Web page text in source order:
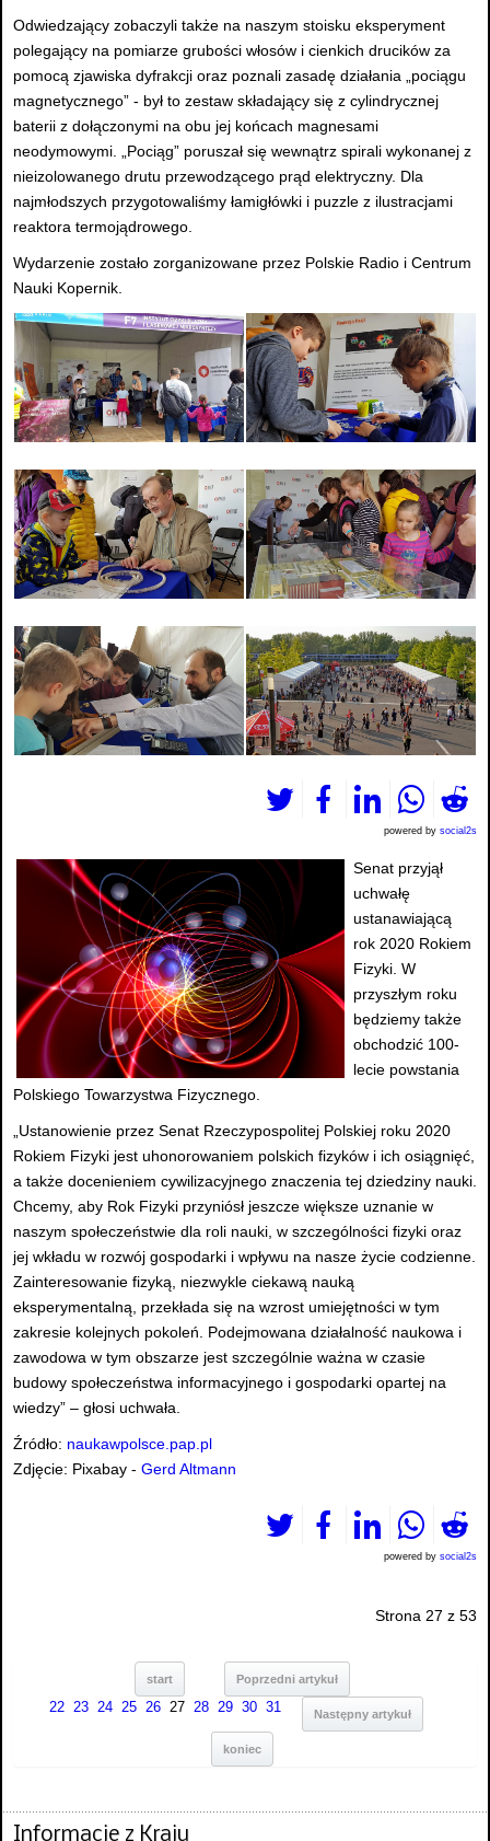
Odwiedzający zobaczyli także na naszym stoisku eksperyment
polegający na pomiarze grubości włosów i cienkich drucików za
pomocą zjawiska dyfrakcji oraz poznali zasadę działania „pociągu
magnetycznego” - był to zestaw składający się z cylindrycznej
baterii z dołączonymi na obu jej końcach magnesami
neodymowymi. „Pociąg” poruszał się wewnątrz spirali wykonanej z
nieizolowanego drutu przewodzącego prąd elektryczny. Dla
najmłodszych przygotowaliśmy łamigłówki i puzzle z ilustracjami
reaktora termojądrowego.
Wydarzenie zostało zorganizowane przez Polskie Radio i Centrum
Nauki Kopernik.
powered by social2s
Senat przyjął
uchwałę
ustanawiającą
rok 2020 Rokiem
Fizyki. W
przyszłym roku
będziemy także
obchodzić 100-
lecie powstania
Polskiego Towarzystwa Fizycznego.
„Ustanowienie przez Senat Rzeczypospolitej Polskiej roku 2020
Rokiem Fizyki jest uhonorowaniem polskich fizyków i ich osiągnięć,
a także docenieniem cywilizacyjnego znaczenia tej dziedziny nauki.
Chcemy, aby Rok Fizyki przyniósł jeszcze większe uznanie w
naszym społeczeństwie dla roli nauki, w szczególności fizyki oraz
jej wkładu w rozwój gospodarki i wpływu na nasze życie codzienne.
Zainteresowanie fizyką, niezwykle ciekawą nauką
eksperymentalną, przekłada się na wzrost umiejętności w tym
zakresie kolejnych pokoleń. Podejmowana działalność naukowa i
zawodowa w tym obszarze jest szczególnie ważna w czasie
budowy społeczeństwa informacyjnego i gospodarki opartej na
wiedzy” – głosi uchwała.
Źródło: naukawpolsce.pap.pl
Zdjęcie: Pixabay - Gerd Altmann
powered by social2s
Strona 27 z 53
start Poprzedni artykuł
22 23 24 25 26 27 28 29 30 31 Następny artykuł
koniec
Informacje z Kraju